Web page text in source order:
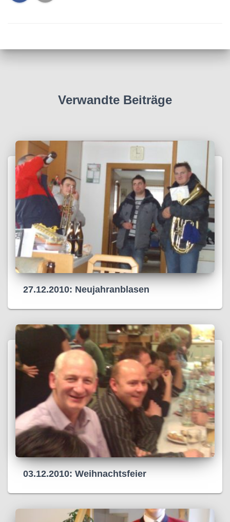
Verwandte Beiträge
27.12.2010: Neujahranblasen
03.12.2010: Weihnachtsfeier